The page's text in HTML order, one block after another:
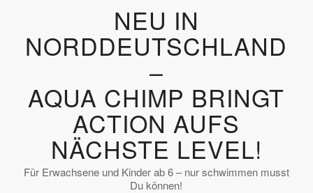
NEU IN
NORDDEUTSCHLAND
–
AQUA CHIMP BRINGT
ACTION AUFS
NÄCHSTE LEVEL!
Für Erwachsene und Kinder ab 6 – nur schwimmen musst
Du können!